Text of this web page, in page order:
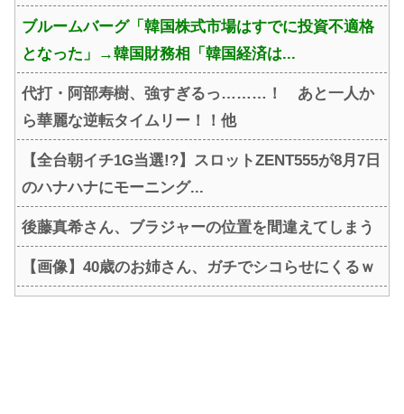
ブルームバーグ「韓国株式市場はすでに投資不適格
となった」→韓国財務相「韓国経済は...
代打・阿部寿樹、強すぎるっ………！ あと一人か
ら華麗な逆転タイムリー！！他
【全台朝イチ1G当選!?】スロットZENT555が8月7日
のハナハナにモーニング...
後藤真希さん、ブラジャーの位置を間違えてしまう
【画像】40歳のお姉さん、ガチでシコらせにくるｗ